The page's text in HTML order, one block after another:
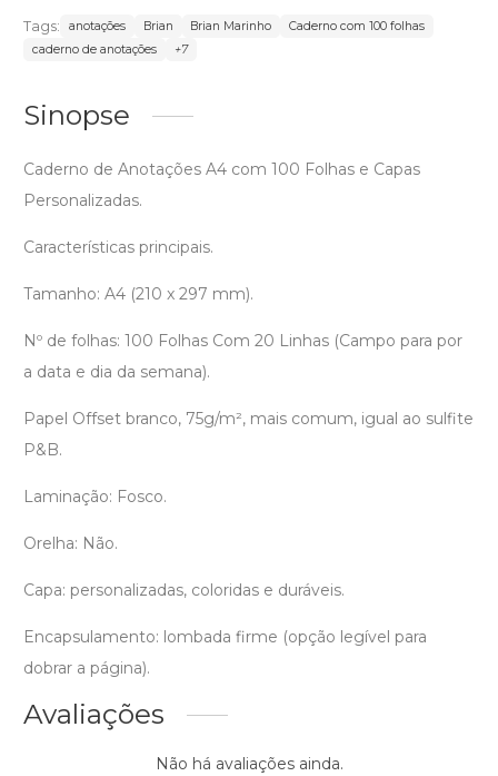
Tags: anotações Brian Brian Marinho
Caderno com 100 folhas
caderno de anotações
+7
Sinopse
Caderno de Anotações A4 com 100 Folhas e Capas
Personalizadas.
Características principais.
Tamanho: A4 (210 x 297 mm).
Nº de folhas: 100 Folhas Com 20 Linhas (Campo para por
a data e dia da semana).
Papel Offset branco, 75g/m², mais comum, igual ao sulfite
P&B.
Laminação: Fosco.
Orelha: Não.
Capa: personalizadas, coloridas e duráveis.
Encapsulamento: lombada firme (opção legível para
dobrar a página).
Avaliações
Não há avaliações ainda.